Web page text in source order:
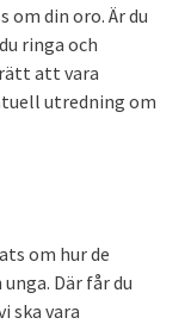
din oro. Är du
ringa och
att vara
utredning om
om hur de
Där får du
ska vara